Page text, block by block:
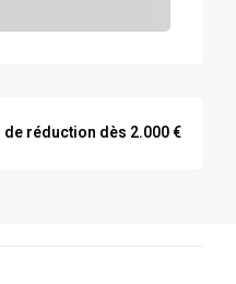
de réduction dès 2.000 €